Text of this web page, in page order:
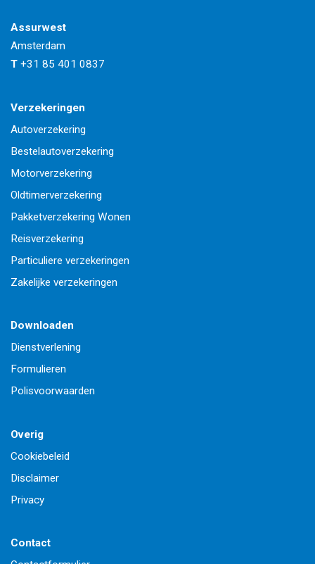
Assurwest
Amsterdam
T +31 85 401 0837
Verzekeringen
Autoverzekering
Bestelautoverzekering
Motorverzekering
Oldtimerverzekering
Pakketverzekering Wonen
Reisverzekering
Particuliere verzekeringen
Zakelijke verzekeringen
Downloaden
Dienstverlening
Formulieren
Polisvoorwaarden
Overig
Cookiebeleid
Disclaimer
Privacy
Contact